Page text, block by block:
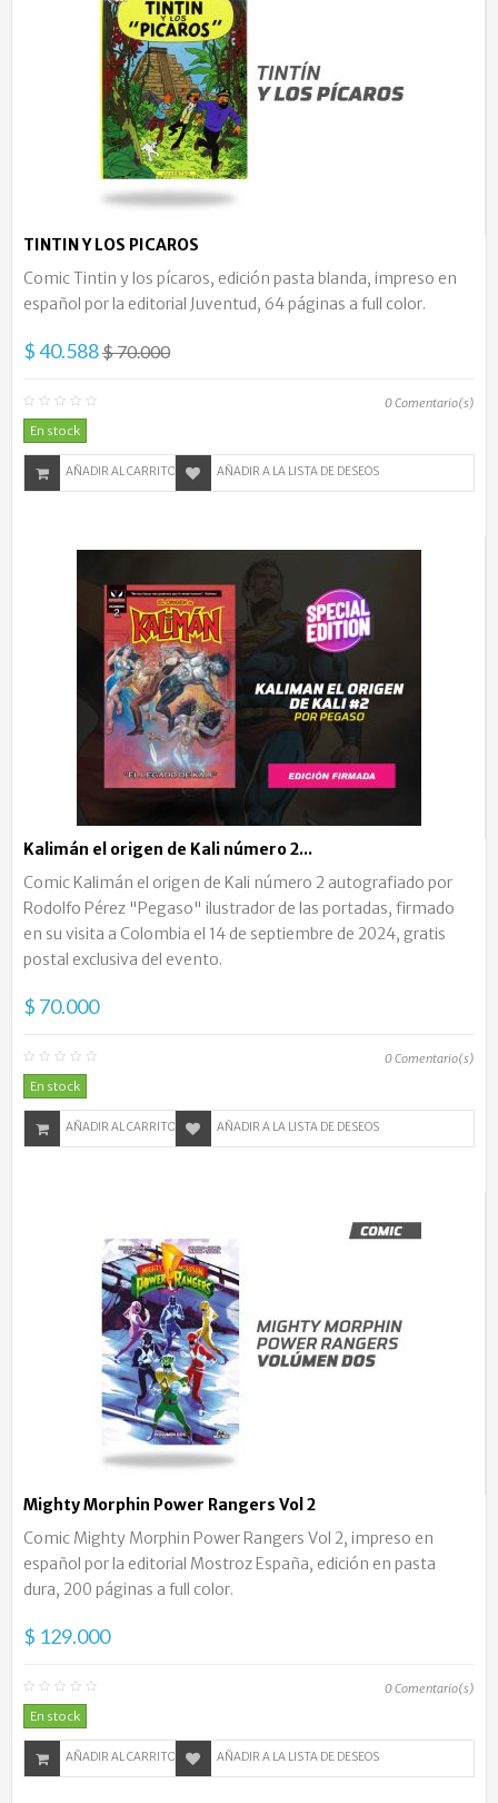
TINTIN Y LOS PICAROS
Comic Tintin y los pícaros, edición pasta blanda, impreso en
español por la editorial Juventud, 64 páginas a full color.
$ 40.588$ 70.000
0Comentario(s)
En stock
AÑADIR AL CARRITO AÑADIR A LA LISTA DE DESEOS
Kalimán el origen de Kali número 2...
Comic Kalimán el origen de Kali número 2 autografiado por
Rodolfo Pérez "Pegaso" ilustrador de las portadas, firmado
en su visita a Colombia el 14 de septiembre de 2024, gratis
postal exclusiva del evento.
$ 70.000
0Comentario(s)
En stock
AÑADIR AL CARRITO AÑADIR A LA LISTA DE DESEOS
Mighty Morphin Power Rangers Vol 2
Comic Mighty Morphin Power Rangers Vol 2, impreso en
español por la editorial Mostroz España, edición en pasta
dura, 200 páginas a full color.
$ 129.000
0Comentario(s)
En stock
AÑADIR AL CARRITO AÑADIR A LA LISTA DE DESEOS